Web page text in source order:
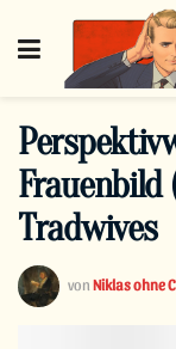
Frauenbild
Tradwives
von Niklas ohne C